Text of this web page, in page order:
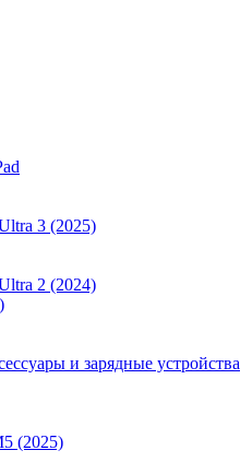
3 (2025)
2 (2024)
и зарядные устройства
(2025)